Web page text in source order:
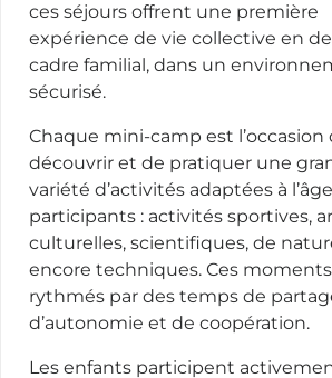
ces séjours offrent une première
expérience de vie collective en
cadre familial, dans un
sécurisé.
Chaque mini-camp est l’occasion
découvrir et de pratiquer une
variété d’activités adaptées à
participants : activités sportives,
culturelles, scientifiques, de
encore techniques. Ces
rythmés par des temps de
d’autonomie et de coopération.
Les enfants participent